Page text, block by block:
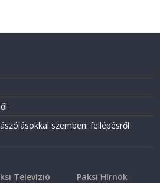
szembeni fellépésről
Televízió Paksi Hírnök